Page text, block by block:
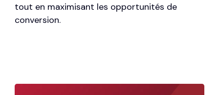
tout en maximisant les opportunités de
conversion.